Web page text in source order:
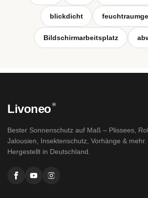
blickdicht
Bildschirmarbeitsplatz
Livoneo ®
Bester Sonnenschutz auf Maß – Plissees,
Jalousien, Insektenschutz, Vorhänge & mehr.
Hergestellt in Deutschland.